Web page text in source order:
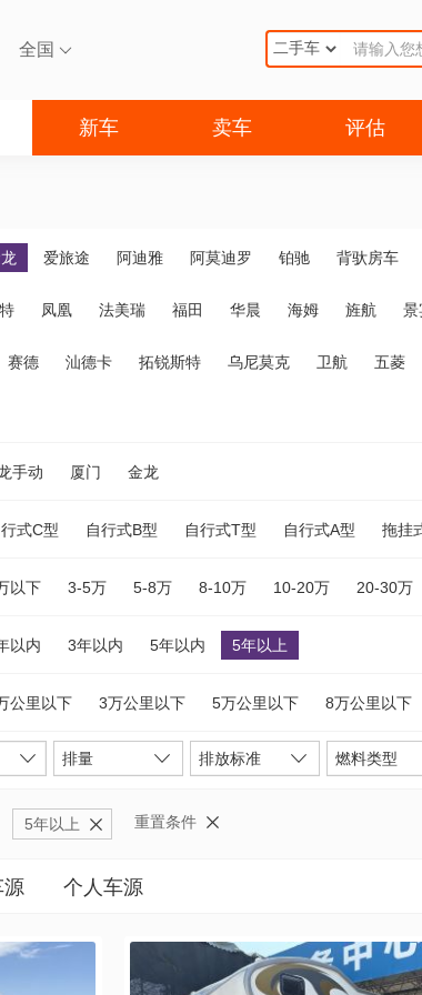
全国 
新车 卖车 评估
爱旅途 阿迪雅 阿莫迪罗 铂驰 背驮房车
凤凰 法美瑞 福田 华晨 海姆 旌航 景
赛德 汕德卡 拓锐斯特 乌尼莫克 卫航 五菱
手动 厦门 金龙
式C型 自行式B型 自行式T型 自行式A型 拖挂
以下 3-5万 5-8万 8-10万 10-20万 20-30万
以内 3年以内 5年以内 5年以上
公里以下 3万公里以下 5万公里以下 8万公里以下
排量 排放标准 燃料类型
5年以上 重置条件
源 个人车源